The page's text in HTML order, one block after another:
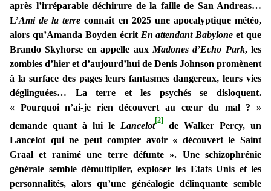
après l’irréparable déchirure de la faille de San Andreas…
L’Ami de la terre connait en 2025 une apocalyptique météo,
alors qu’Amanda Boyden écrit En attendant Babylone et que
Brando Skyhorse en appelle auxMadones d’Echo Park, les
zombies d’hier et d’aujourd’hui de Denis Johnson promènent
à la surface des pages leurs fantasmes dangereux, leurs vies
déglinguées… La terre et les psychés se disloquent.
« Pourquoi n’ai-je rien découvert au cœur du mal ? »
demande quant à lui le Lancelot[2]
de Walker Percy, un
Lancelot qui ne peut compter avoir « découvert le Saint
Graal et ranimé une terre défunte ». Une schizophrénie
générale semble démultiplier, exploser les Etats Unis et les
personnalités, alors qu’une généalogie délinquante semble